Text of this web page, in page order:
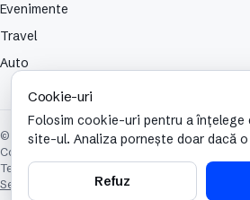
Evenimente
Travel
Auto
© 2026 TechCafe. Toate drepturile rezervate.
Contact
Termeni și condiții
Setări cookie-uri
Cookie-uri
Folosim cookie-uri pentru a înțelege
site-ul. Analiza pornește doar dacă
Refuz